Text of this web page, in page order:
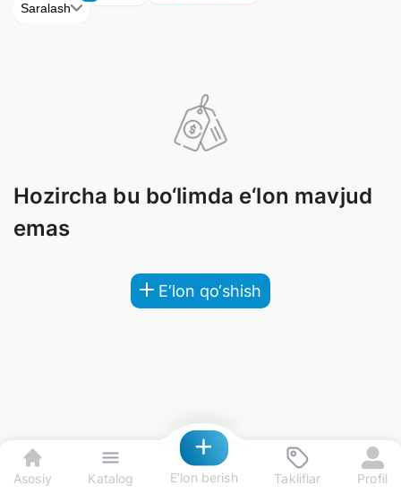
Saralash
Hozircha bu bo‘limda e‘lon mavjud
emas
E‘lon qo‘shish
Asosiy Katalog E‘lon berish Takliflar Profil